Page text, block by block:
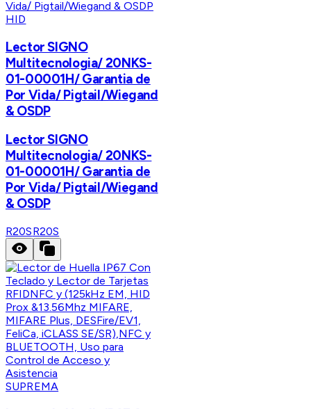
HID
Lector SIGNO
Multitecnologia/ 20NKS-
01-00001H/ Garantia de
Por Vida/ Pigtail/Wiegand
& OSDP
Lector SIGNO
Multitecnologia/ 20NKS-
01-00001H/ Garantia de
Por Vida/ Pigtail/Wiegand
& OSDP
R20SR20S
SUPREMA